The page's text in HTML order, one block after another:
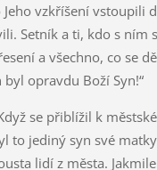
vzkříšení vstoupili
Setník a ti, kdo s ním
a všechno, co se
byl opravdu Boží Syn!“
se přiblížil k
to jediný syn své
lidí z města.